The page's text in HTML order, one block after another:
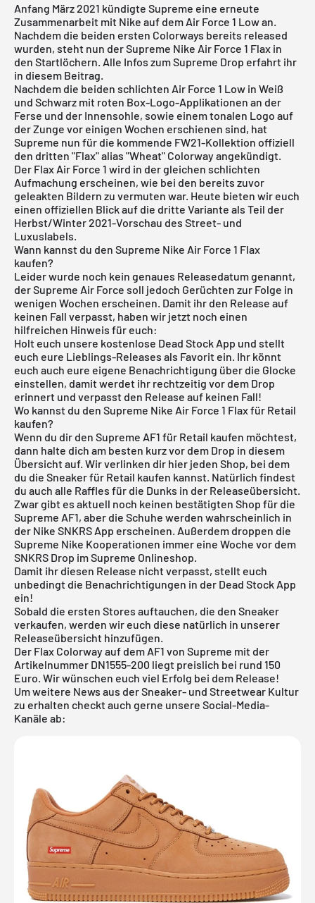
Anfang März 2021 kündigte Supreme eine erneute
Zusammenarbeit mit Nike auf dem Air Force 1 Low an.
Nachdem die beiden ersten Colorways bereits released
wurden, steht nun der Supreme Nike Air Force 1 Flax in
den Startlöchern. Alle Infos zum Supreme Drop erfahrt ihr
in diesem Beitrag.
Nachdem die beiden schlichten Air Force 1 Low in Weiß
und Schwarz mit roten Box-Logo-Applikationen an der
Ferse und der Innensohle, sowie einem tonalen Logo auf
der Zunge vor einigen Wochen erschienen sind, hat
Supreme nun für die kommende FW21-Kollektion offiziell
den dritten "Flax" alias "Wheat" Colorway angekündigt.
Der Flax Air Force 1 wird in der gleichen schlichten
Aufmachung erscheinen, wie bei den bereits zuvor
geleakten Bildern zu vermuten war. Heute bieten wir euch
einen offiziellen Blick auf die dritte Variante als Teil der
Herbst/Winter 2021-Vorschau des Street- und
Luxuslabels.
Wann kannst du den Supreme Nike Air Force 1 Flax
kaufen?
Leider wurde noch kein genaues Releasedatum genannt,
der Supreme Air Force soll jedoch Gerüchten zur Folge in
wenigen Wochen erscheinen. Damit ihr den Release auf
keinen Fall verpasst, haben wir jetzt noch einen
hilfreichen Hinweis für euch:
Holt euch unsere kostenlose Dead Stock App und stellt
euch eure Lieblings-Releases als Favorit ein. Ihr könnt
euch auch eure eigene Benachrichtigung über die Glocke
einstellen, damit werdet ihr rechtzeitig vor dem Drop
erinnert und verpasst den Release auf keinen Fall!
Wo kannst du den Supreme Nike Air Force 1 Flax für Retail
kaufen?
Wenn du dir den Supreme AF1 für Retail kaufen möchtest,
dann halte dich am besten kurz vor dem Drop in diesem
Übersicht auf. Wir verlinken dir hier jeden Shop, bei dem
du die Sneaker für Retail kaufen kannst. Natürlich findest
du auch alle Raffles für die Dunks in der Releaseübersicht.
Zwar gibt es aktuell noch keinen bestätigten Shop für die
Supreme AF1, aber die Schuhe werden wahrscheinlich in
der Nike SNKRS App erscheinen. Außerdem droppen die
Supreme Nike Kooperationen immer eine Woche vor dem
SNKRS Drop im Supreme Onlineshop.
Damit ihr diesen Release nicht verpasst, stellt euch
unbedingt die Benachrichtigungen in der Dead Stock App
ein!
Sobald die ersten Stores auftauchen, die den Sneaker
verkaufen, werden wir euch diese natürlich in unserer
Releaseübersicht hinzufügen.
Der Flax Colorway auf dem AF1 von Supreme mit der
Artikelnummer DN1555-200 liegt preislich bei rund 150
Euro. Wir wünschen euch viel Erfolg bei dem Release!
Um weitere News aus der Sneaker- und Streetwear Kultur
zu erhalten checkt auch gerne unsere Social-Media-
Kanäle ab: